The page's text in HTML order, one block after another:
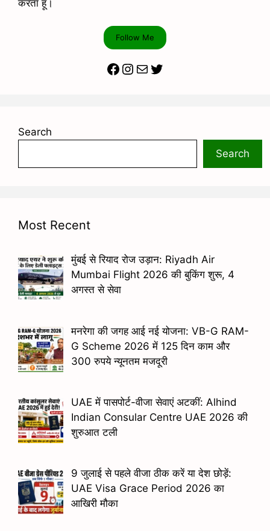
करता हूं।
Follow Me
Facebook
Instagram
MailTwitter
Search
Search
Most Recent
मुंबई से रियाद रोज उड़ान: Riyadh Air
Mumbai Flight 2026 की बुकिंग शुरू, 4
अगस्त से सेवा
मनरेगा की जगह आई नई योजना: VB-G RAM-
G Scheme 2026 में 125 दिन काम और
300 रुपये न्यूनतम मजदूरी
UAE में पासपोर्ट-वीजा सेवाएं अटकीं: Alhind
Indian Consular Centre UAE 2026 की
शुरुआत टली
9 जुलाई से पहले वीजा ठीक करें या देश छोड़ें:
UAE Visa Grace Period 2026 का
आखिरी मौका